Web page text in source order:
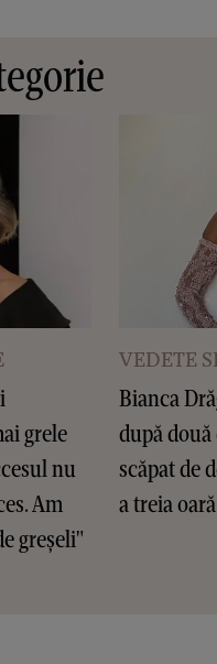
grele
nu
Am
greșeli"
VEDETE
Bianca
după
scăpat de
a treia